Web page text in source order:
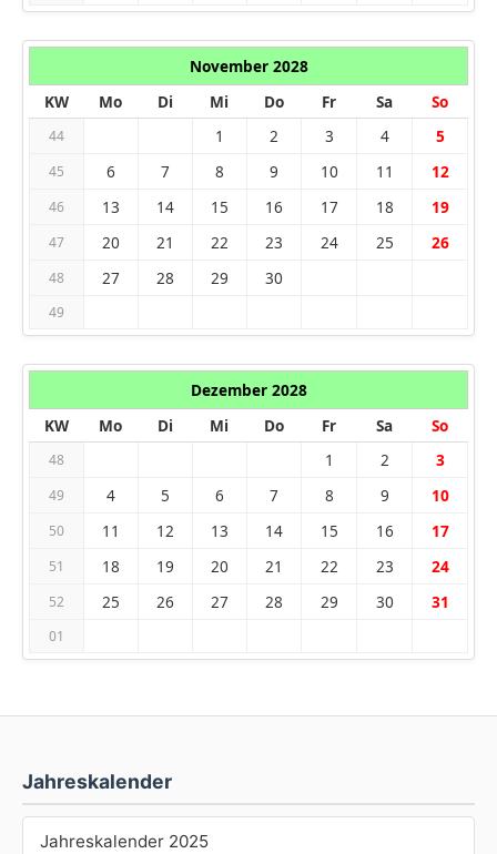
Jahreskalender
Jahreskalender 2025
November 2028
KW
Mo Di Mi Do Fr Sa So
44 1 2 3 4 5
45 6 7 8 9 10 11 12
46 13 14 15 16 17 18 19
47 20 21 22 23 24 25 26
48 27 28 29 30
49
Dezember 2028
KW
Mo Di Mi Do Fr Sa So
48 1 2 3
49 4 5 6 7 8 9 10
50 11 12 13 14 15 16 17
51 18 19 20 21 22 23 24
52 25 26 27 28 29 30 31
01